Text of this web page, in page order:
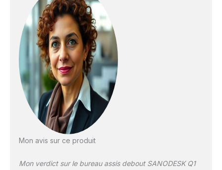
environnements de
travail dynamiques, cette
table augmente
l'efficacité et assure un
travail confortable et
flexible. EXCELLENTE
CAPACITÉ DE CHARGE :
La table a une capacité
de charge statique de
120 kg et une capacité
de bureau. Le bureau
Mon avis sur ce produit
Mon verdict sur le bureau assis debout SANODESK Q1